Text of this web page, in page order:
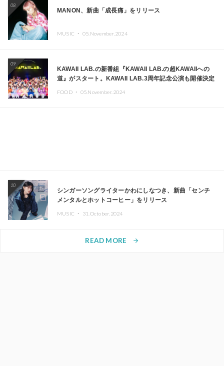
08
MANON、新曲「成長痛」をリリース
MUSIC ・ 05.November.2024
09
KAWAII LAB.の新番組『KAWAII LAB.の超KAWAIIへの
道』がスタート。KAWAII LAB.3周年記念公演も開催決定
FOOD ・ 05.November.2024
10
シンガーソングライターかわにしなつき、新曲「センチ
メンタルとホットコーヒー」をリリース
MUSIC ・ 31.October.2024
READ MORE arrow_forward